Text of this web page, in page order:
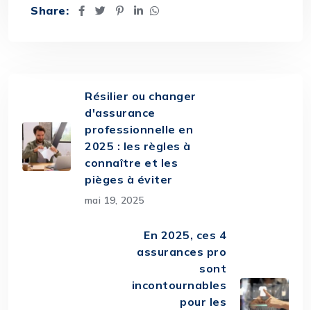
Share:
Résilier ou changer
d'assurance
professionnelle en
2025 : les règles à
connaître et les
pièges à éviter
mai 19, 2025
En 2025, ces 4
assurances pro
sont
incontournables
pour les